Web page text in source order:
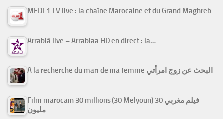
MEDI 1 TV live : la chaîne Marocaine et du Grand Maghreb
Arrabiâ live – Arrabiaa HD en direct : la…
A la recherche du mari de ma femme البحث عن زوج امرأتي
Film marocain 30 millions (30 Melyoun) فيلم مغربي 30
مليون